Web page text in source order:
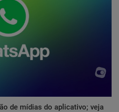
de mídias do aplicativo; veja